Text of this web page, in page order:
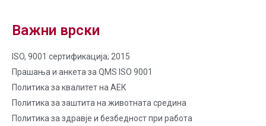
Важни врски
ISO, 9001 сертификација; 2015
Прашања и анкета за QMS ISO 9001
Политика за квалитет на AЕК
Политика за заштита на животната средина
Политика за здравје и безбедност при работа